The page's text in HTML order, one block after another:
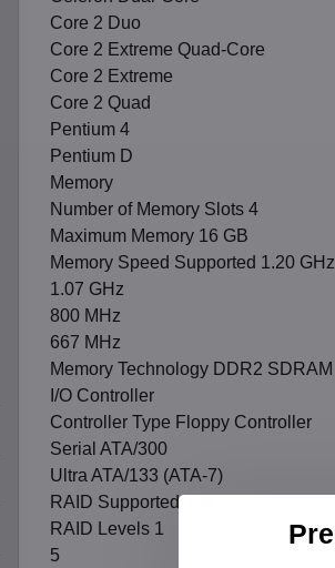
Core 2 Duo
Core 2 Extreme Quad-Core
Core 2 Extreme
Core 2 Quad
Pentium 4
Pentium D
Memory
Number of Memory Slots 4
Maximum Memory 16 GB
Memory Speed Supported 1.20 GHz
1.07 GHz
800 MHz
667 MHz
Memory Technology DDR2 SDRAM
I/O Controller
Controller Type Floppy Controller
Serial ATA/300
Ultra ATA/133 (ATA-7)
RAID Supported Yes
RAID Levels 1
5